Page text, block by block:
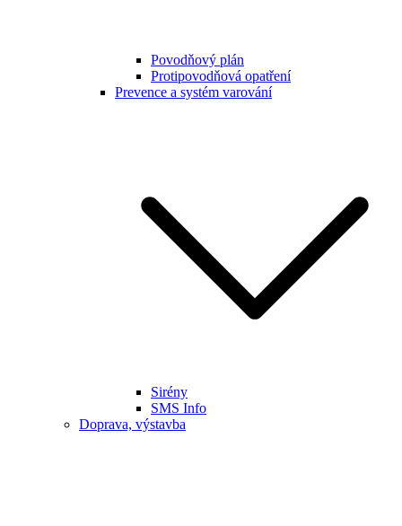
Povodňový plán
Protipovodňová opatření
Prevence a systém varování
Sirény
SMS Info
Doprava, výstavba